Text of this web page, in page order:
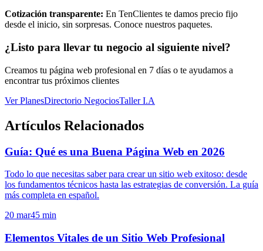
Cotización transparente: En TenClientes te damos precio fijo
desde el inicio, sin sorpresas. Conoce nuestros paquetes.
¿Listo para llevar tu negocio al siguiente nivel?
Creamos tu página web profesional en 7 días o te ayudamos a
encontrar tus próximos clientes
Ver PlanesDirectorio NegociosTaller I.A
Artículos Relacionados
Guía: Qué es una Buena Página Web en 2026
Todo lo que necesitas saber para crear un sitio web exitoso: desde
los fundamentos técnicos hasta las estrategias de conversión. La guía
más completa en español.
20 mar45 min
Elementos Vitales de un Sitio Web Profesional